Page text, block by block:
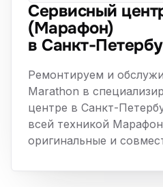
Сервисный
(Марафон)
в Санкт-
Ремонтируем и
Marathon в
центре в Санкт-
всей техникой
оригинальные и